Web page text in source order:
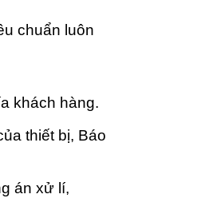
chuẩn luôn
khách hàng.
thiết bị, Báo
án xử lí,